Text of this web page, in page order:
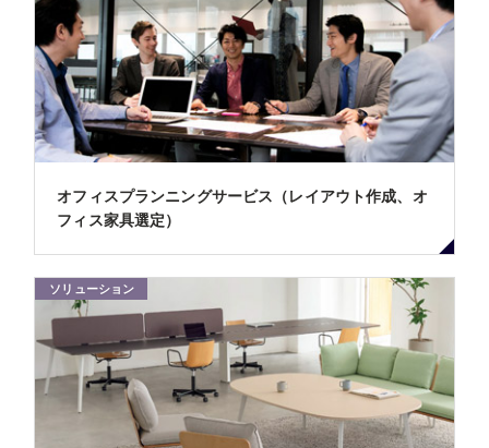
オフィスプランニングサービス（レイアウト作成、オ
フィス家具選定）
ソリューション